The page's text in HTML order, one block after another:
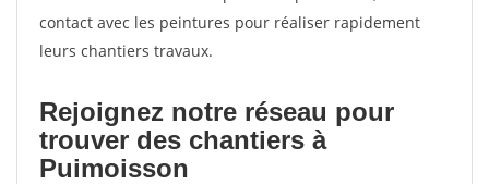
contact avec les peintures pour réaliser rapidement
leurs chantiers travaux.
Rejoignez notre réseau pour
trouver des chantiers à
Puimoisson